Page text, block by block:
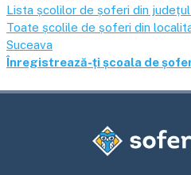
Lista școlilor de șoferi din județul
Toate școlile de șoferi din
Suceava
Înregistrează-ți școala de